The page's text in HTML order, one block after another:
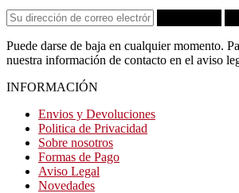
Puede darse de baja en cualquier momento.
nuestra información de contacto en el aviso
INFORMACIÓN
Envios y Devoluciones
Politica de Privacidad
Sobre nosotros
Formas de Pago
Aviso Legal
Novedades